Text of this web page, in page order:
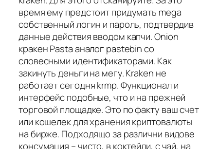
время ему предстоит придумать mega
собственный логин и пароль, подтвердив
данные действия вводом капчи. Onion
кракен Pasta аналог pastebin со
словесными идентификаторами. Как
закинуть деньги на мегу. Kraken не
работает сегодня krmp. Функционал и
интерфейс подобные, что и на прежней
торговой площадке. Это по факту ваш счет
или кошелек для хранения криптовалюты
на бирже. Подходящо за различни видове
консумация – чисто, в коктейли, с чай, на